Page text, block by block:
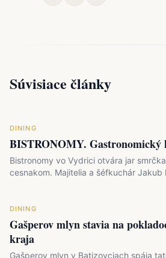
Súvisiace články
DINING
BISTRONOMY. Gastronomický
Bistronomy vo Vydrici otvára jar
cesnakom. Majitelia a šéfkuchár Jakub
DINING
Gašperov mlyn stavia na
kraja
Gašperov mlyn v Batizovciach spája